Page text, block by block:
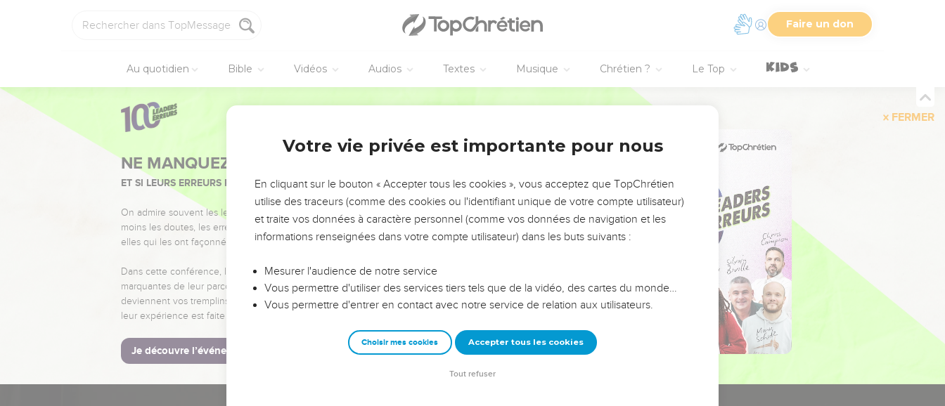
Faire un don
Au quotidien Bible Vidéos Audios Textes Musique Chrétien ? Le Top
FERMER
NE MANQUEZ PAS L’ÉVÉNEMENT DE L’ANNÉE !
ET SI LEURS ERREURS POUVAIENT VOUS ÉVITER LES VOTRES ?
On admire souvent les leaders pour leurs réussites, leur impact, leur foi ou leur vision. Mais on voit
moins les doutes, les erreurs et les saisons difficiles qu'ils ont traversés, alors même que ce sont
elles qui les ont façonnés.
Dans cette conférence, leaders, entrepreneurs, et responsables reviennent sur les erreurs
marquantes de leur parcours et les clés pour avancer avec plus de sagesse afin que leurs erreurs
deviennent vos tremplins. Que vous guidiez un ministère, une équipe, un groupe ou une famille,
leur expérience est faite pour vous.
Je découvre l’événement
Votre vie privée est importante pour nous
En cliquant sur le bouton « Accepter tous les cookies », vous acceptez que TopChrétien
utilise des traceurs (comme des cookies ou l'identifiant unique de votre compte utilisateur)
et traite vos données à caractère personnel (comme vos données de navigation et les
informations renseignées dans votre compte utilisateur) dans les buts suivants :
Mesurer l'audience de notre service
Vous permettre d'utiliser des services tiers tels que de la vidéo, des cartes du monde…
Vous permettre d'entrer en contact avec notre service de relation aux utilisateurs.
Choisir mes cookies Accepter tous les cookies
Tout refuser